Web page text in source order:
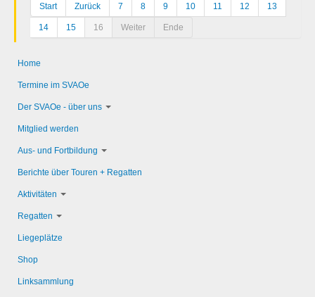
Start Zurück 7 8 9 10 11 12 13
14 15 16 Weiter Ende
Home
Termine im SVAOe
Der SVAOe - über uns
Mitglied werden
Aus- und Fortbildung
Berichte über Touren + Regatten
Aktivitäten
Regatten
Liegeplätze
Shop
Linksammlung